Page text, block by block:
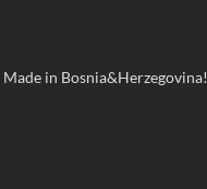
in Bosnia&Herzegovina!